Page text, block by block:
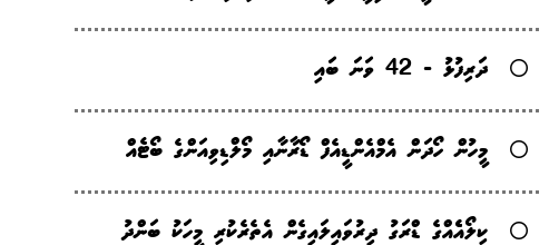
ދަރިފުޅު - 42 ވަނަ ބައި
މީހުން ހޯދަން އެމްއެންޑީއެފް ޑޯރާނާއި މޯލްޑިވިއަންގެ ބޯޓެއް
ކިލޯއެެއްގެ ޑްރަގު ދިރުވައިލައިގެން އެތެރެކުރި މީހަކު ބަންދު